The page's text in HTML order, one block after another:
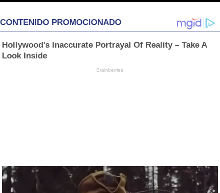
CONTENIDO PROMOCIONADO
Hollywood's Inaccurate Portrayal Of Reality – Take A
Look Inside
Brainberries